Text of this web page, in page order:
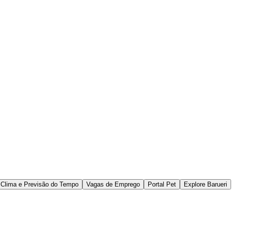
Clima e Previsão do Tempo Vagas de Emprego Portal Pet
Explore Barueri